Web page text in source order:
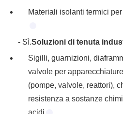
Materiali isolanti termici
- Sì.Soluzioni di tenuta
Sigilli, guarnizioni,
valvole per
(pompe, valvole, reattori),
resistenza a sostanze
acidi